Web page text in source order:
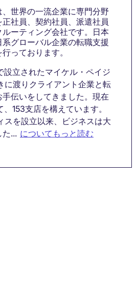
世界の一流企業に専門分野
社員、契約社員、派遣社員
ーティング会社です。日本
グローバル企業の転職支援
っております。
設立されたマイケル・ペイジ
に渡りクライアント企業と転
伝いをしてきました。現在
153支店を構えています。
スを設立以来、ビジネスは大
た... についてもっと読む